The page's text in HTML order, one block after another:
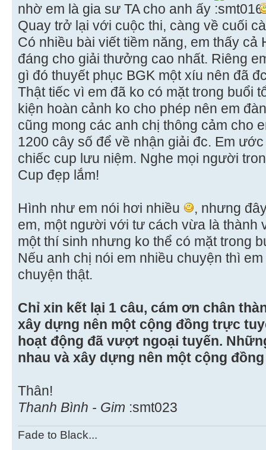
nhờ em là gia sư TA cho anh ấy
Quay trở lại với cuộc thi, càng về cuối
Có nhiều bài viết tiềm năng, em thấy cả
đáng cho giải thưởng cao nhất. Riêng
gì đó thuyết phục BGK một xíu nên đã
Thật tiếc vì em đã ko có mặt trong buổi
kiện hoàn cảnh ko cho phép nên em
cũng mong các anh chị thông cảm cho
1200 cây số để về nhận giải đc. Em
chiếc cup lưu niệm. Nghe mọi người
Cup đẹp lắm!
Hình như em nói hơi nhiều
, nhưng
em, một người với tư cách vừa là thành
một thí sinh nhưng ko thể có mặt trong
Nếu anh chị nói em nhiều chuyện thì
chuyện thật.
Chỉ xin kết lại 1 câu, cám ơn chân
xây dựng nên một cộng đồng trực
hoạt động đã vượt ngoại tuyến.
nhau và xây dựng nên một cộng
Thân!
Thanh Bình - Gim :smt023
Fade to Black...